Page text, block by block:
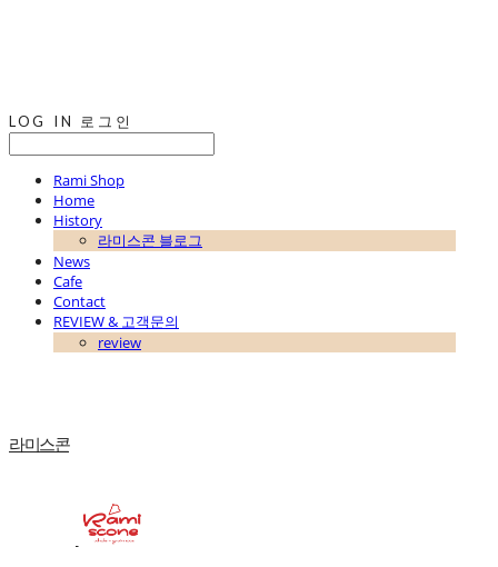
LOG IN 로그인
Rami Shop
Home
History
라미스콘 블로그
News
Cafe
Contact
REVIEW & 고객문의
review
라미스콘